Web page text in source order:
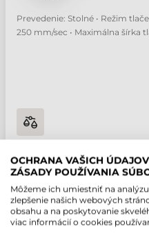
Prevedenie: Stolné • Režim
250 mm/sec • Maximálna šírka
NAKUPUJTE
ICH
OCHRANA VAŠICH
ZÁSADY POUŽÍVANIA
Môžeme ich umiestniť na
zlepšenie našich webových
obsahu a na poskytovanie
viac informácií o cookies